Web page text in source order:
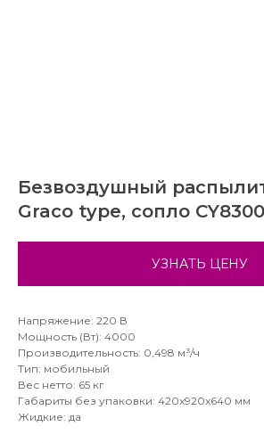
Безвоздушный
Graco type, сопло
УЗНАТЬ ЦЕНУ
Напряжение: 220 В
Мощность (Вт): 4000
Производительность: 0,498 м³/ч
Тип: мобильный
Вес нетто: 65 кг
Габариты без упаковки: 420x920x640 мм
Жидкие: да